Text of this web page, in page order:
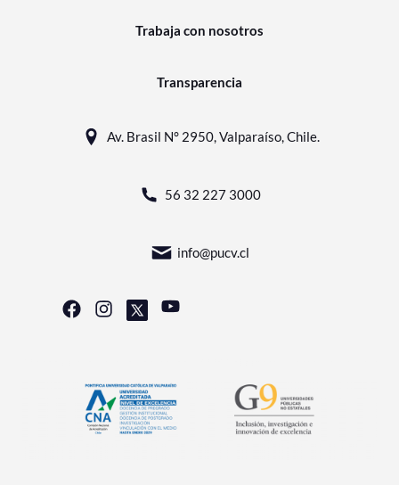
Trabaja con nosotros
Transparencia
Av. Brasil N° 2950, Valparaíso, Chile.
56 32 227 3000
info@pucv.cl